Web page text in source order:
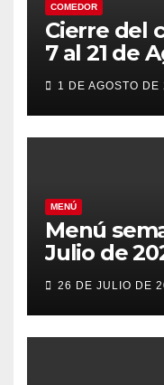
COMEDOR
Cierre del
7 al 21 de
vacaciones
1 DE AGOSTO DE
MENÚ
Menú
Julio de
26 DE JULIO DE